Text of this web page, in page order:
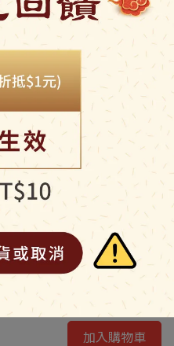
原味豬肉乾
NT$270
加入購物車